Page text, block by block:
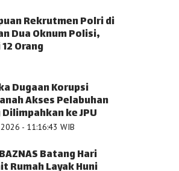
Rekrutmen Polri di
Dua Oknum Polisi,
Orang
Dugaan Korupsi
Akses Pelabuhan
ke JPU
- 11:16:43 WIB
Batang Hari